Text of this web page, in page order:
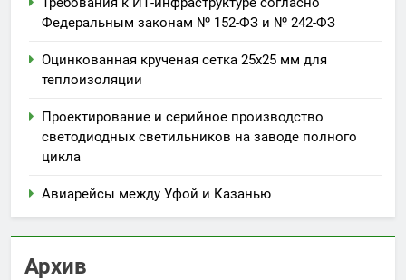
Федеральным законам № 152-ФЗ и № 242-ФЗ
Оцинкованная крученая сетка 25х25 мм для
теплоизоляции
Проектирование и серийное производство
светодиодных светильников на заводе полного
цикла
Авиарейсы между Уфой и Казанью
Архив